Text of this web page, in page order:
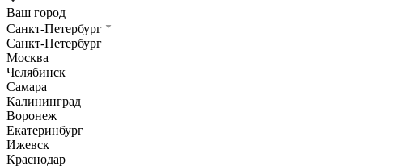
Ваш город
Санкт-Петербург
Санкт-Петербург
Москва
Челябинск
Самара
Калининград
Воронеж
Екатеринбург
Ижевск
Краснодар